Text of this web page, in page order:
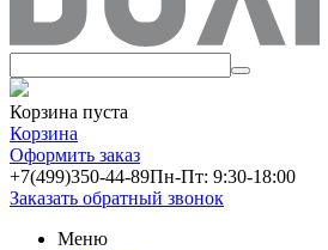
Корзина пуста
Корзина
Оформить заказ
+7(499)350-44-89Пн-Пт: 9:30-18:00
Заказать обратный звонок
Меню